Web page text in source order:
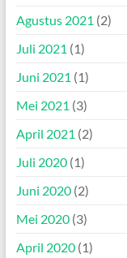
Agustus 2021 (2)
Juli 2021 (1)
Juni 2021 (1)
Mei 2021 (3)
April 2021 (2)
Juli 2020(1)
Juni 2020(2)
Mei 2020(3)
April 2020(1)